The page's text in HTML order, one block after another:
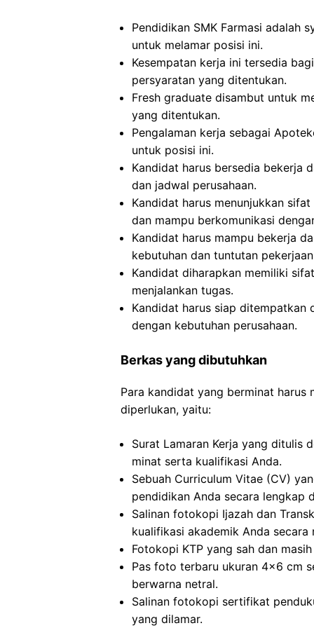
Pendidikan SMK Farmasi adalah
untuk melamar posisi ini.
Kesempatan kerja ini tersedia
persyaratan yang ditentukan.
Fresh graduate disambut untuk
yang ditentukan.
Pengalaman kerja sebagai
untuk posisi ini.
Kandidat harus bersedia bekerja
dan jadwal perusahaan.
Kandidat harus menunjukkan
dan mampu berkomunikasi
Kandidat harus mampu bekerja
kebutuhan dan tuntutan
Kandidat diharapkan memiliki
menjalankan tugas.
Kandidat harus siap ditempatkan
dengan kebutuhan perusahaan.
Berkas yang dibutuhkan
Para kandidat yang berminat harus
diperlukan, yaitu:
Surat Lamaran Kerja yang ditulis
minat serta kualifikasi Anda.
Sebuah Curriculum Vitae (CV)
pendidikan Anda secara lengkap
Salinan fotokopi Ijazah dan
kualifikasi akademik Anda secara
Fotokopi KTP yang sah dan
Pas foto terbaru ukuran 4×6 cm
berwarna netral.
Salinan fotokopi sertifikat
yang dilamar.